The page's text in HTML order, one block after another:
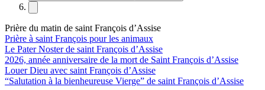
Prière du matin de saint François d’Assise
Prière à saint François pour les animaux
Le Pater Noster de saint François d’Assise
2026, année anniversaire de la mort de Saint François d’Assise
Louer Dieu avec saint François d’Assise
“Salutation à la bienheureuse Vierge” de saint François d’Assise